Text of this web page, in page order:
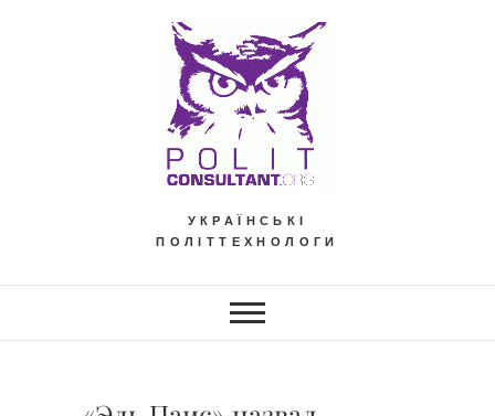
УКРАЇНСЬКІ
ПОЛІТТЕХНОЛОГИ